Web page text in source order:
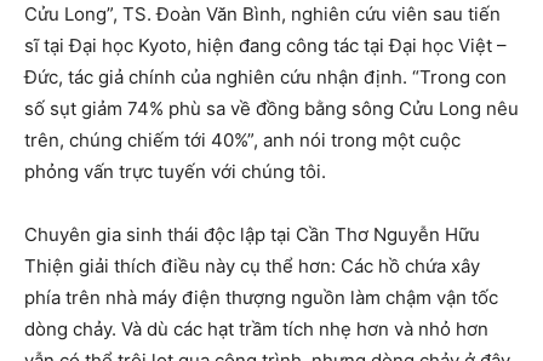
Cửu Long”, TS. Đoàn Văn Bình, nghiên cứu viên sau tiến
sĩ tại Đại học Kyoto, hiện đang công tác tại Đại học Việt –
Đức, tác giả chính của nghiên cứu nhận định. “Trong con
số sụt giảm 74% phù sa về đồng bằng sông Cửu Long nêu
trên, chúng chiếm tới 40%”, anh nói trong một cuộc
phỏng vấn trực tuyến với chúng tôi.
Chuyên gia sinh thái độc lập tại Cần Thơ Nguyễn Hữu
Thiện giải thích điều này cụ thể hơn: Các hồ chứa xây
phía trên nhà máy điện thượng nguồn làm chậm vận tốc
dòng chảy. Và dù các hạt trầm tích nhẹ hơn và nhỏ hơn